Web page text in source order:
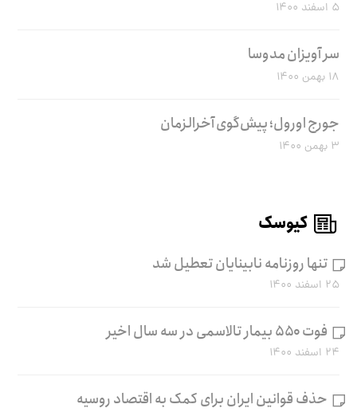
۵ اسفند ۱۴۰۰
سر آویزان مدوسا
۱۸ بهمن ۱۴۰۰
جورج اورول؛ پیش‌گوی آخرالزمان
۳ بهمن ۱۴۰۰
کیوسک
تنها روزنامه نابینایان تعطیل شد
۲۵ اسفند ۱۴۰۰
فوت ۵۵۰ بیمار تالاسمی در سه سال اخیر
۲۴ اسفند ۱۴۰۰
حذف قوانین ایران برای کمک به اقتصاد روسیه